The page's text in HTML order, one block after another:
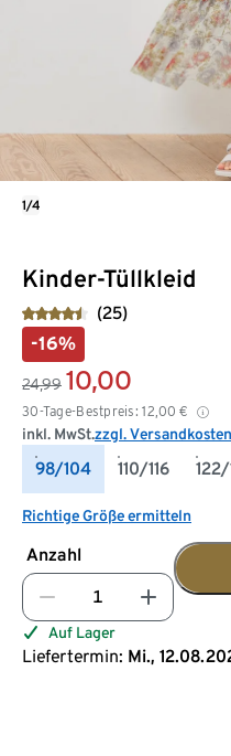
Kinder-Tüllkleid
(25)
-16%
24,99 10,00
30-Tage-Bestpreis: 12,00 €
inkl. MwSt.zzgl. Versandkosten
98/104 110/116
Richtige Größe ermitteln
Anzahl
Auf Lager
Liefertermin: Mi.,
1/4